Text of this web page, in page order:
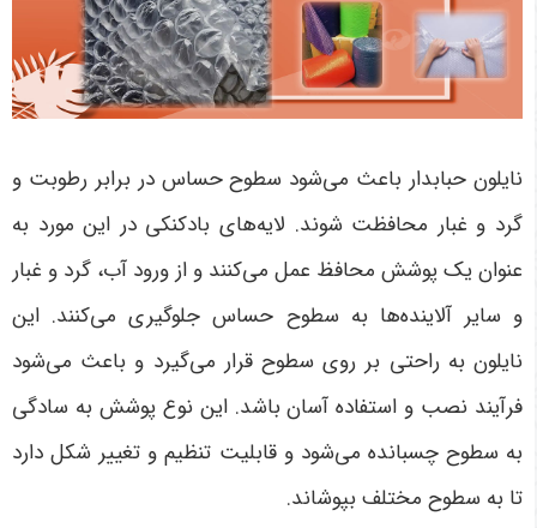
نایلون حبابدار باعث می‌شود سطوح حساس در برابر رطوبت و
گرد و غبار محافظت شوند. لایه‌های بادکنکی در این مورد به
عنوان یک پوشش محافظ عمل می‌کنند و از ورود آب، گرد و غبار
و سایر آلاینده‌ها به سطوح حساس جلوگیری می‌کنند. این
نایلون به راحتی بر روی سطوح قرار می‌گیرد و باعث می‌شود
فرآیند نصب و استفاده آسان باشد. این نوع پوشش به سادگی
به سطوح چسبانده می‌شود و قابلیت تنظیم و تغییر شکل دارد
تا به سطوح مختلف بپوشاند.